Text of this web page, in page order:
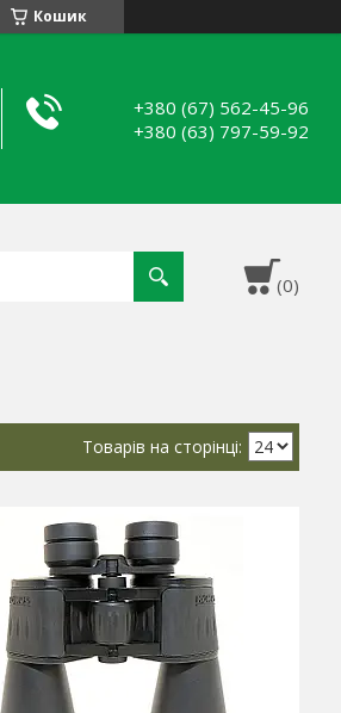
Кошик
+380 (67) 562-45-96
+380 (63) 797-59-92